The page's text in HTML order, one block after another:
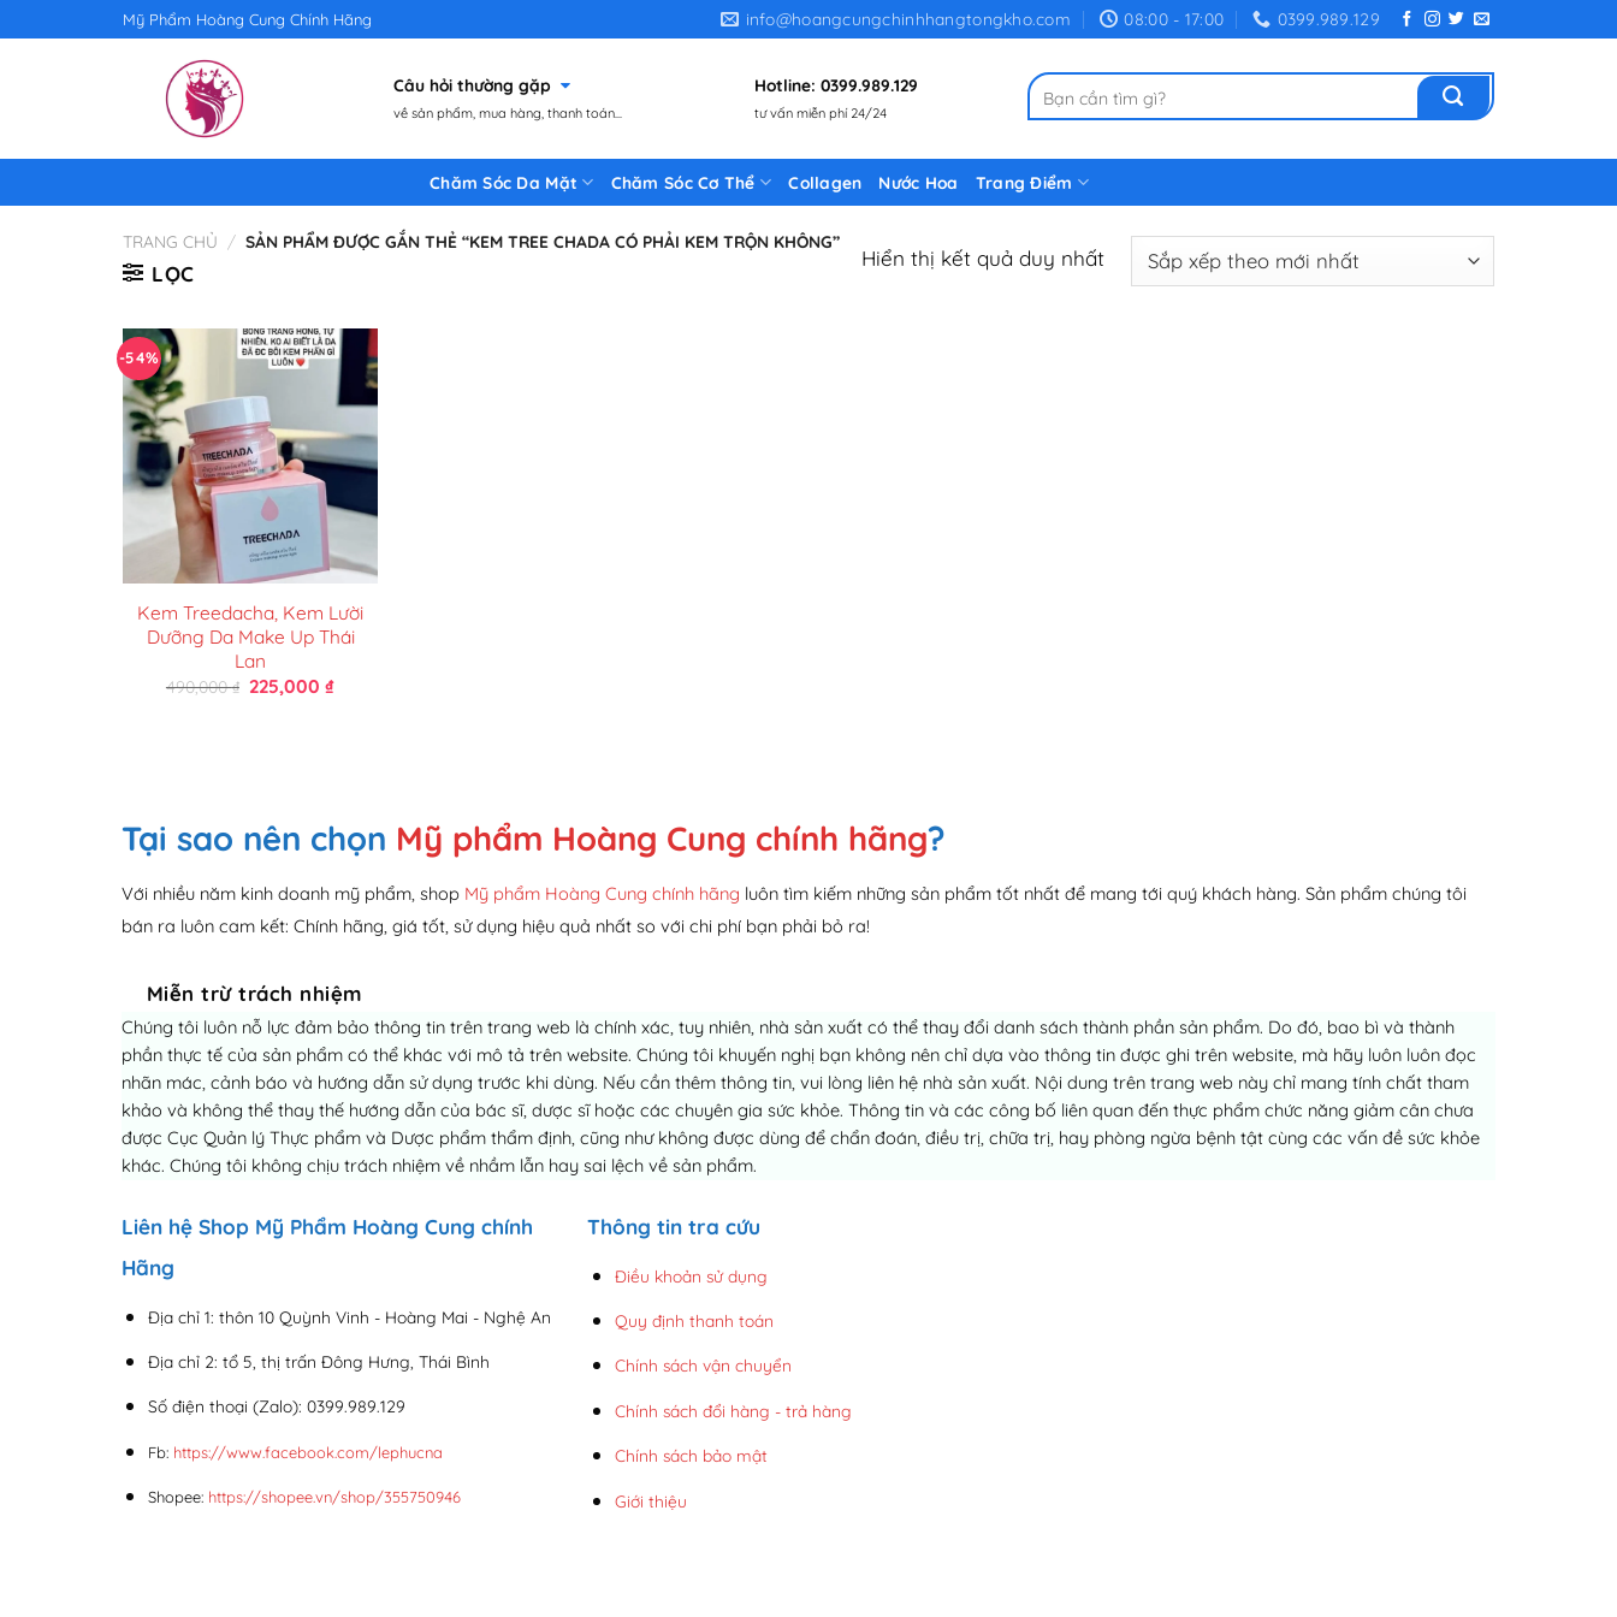
Mỹ Phẩm Hoàng Cung Chính Hãng info@hoangcungchinhhangtongkho.com 08:00 - 17:00 0399.989.129
Câu hỏi thường gặp
về sản phẩm, mua hàng, thanh toán...
Hotline: 0399.989.129
tư vấn miễn phí 24/24
Tìm
kiếm:
Chăm Sóc Da Mặt Chăm Sóc Cơ Thể Collagen Nước Hoa Trang Điểm
TRANG CHỦ / SẢN PHẨM ĐƯỢC GẮN THẺ “KEM TREE CHADA CÓ PHẢI KEM TRỘN KHÔNG”
LỌC
Hiển thị kết quả duy nhất
-54%
Kem Treedacha, Kem Lười
Dưỡng Da Make Up Thái
Lan
490,000₫ Giá
gốc
225,000₫Giá
Tại sao nên chọn Mỹ phẩm Hoàng Cung chính hãng?
Với nhiều năm kinh doanh mỹ phẩm, shop Mỹ phẩm Hoàng Cung chính hãng luôn tìm kiếm những sản phẩm tốt nhất để mang tới quý khách hàng. Sản phẩm chúng tôi
bán ra luôn cam kết: Chính hãng, giá tốt, sử dụng hiệu quả nhất so với chi phí bạn phải bỏ ra!
Miễn trừ trách nhiệm
Chúng tôi luôn nỗ lực đảm bảo thông tin trên trang web là chính xác, tuy nhiên, nhà sản xuất có thể thay đổi danh sách thành phần sản phẩm. Do đó, bao bì và thành
phần thực tế của sản phẩm có thể khác với mô tả trên website. Chúng tôi khuyến nghị bạn không nên chỉ dựa vào thông tin được ghi trên website, mà hãy luôn luôn đọc
nhãn mác, cảnh báo và hướng dẫn sử dụng trước khi dùng. Nếu cần thêm thông tin, vui lòng liên hệ nhà sản xuất. Nội dung trên trang web này chỉ mang tính chất tham
khảo và không thể thay thế hướng dẫn của bác sĩ, dược sĩ hoặc các chuyên gia sức khỏe. Thông tin và các công bố liên quan đến thực phẩm chức năng giảm cân chưa
được Cục Quản lý Thực phẩm và Dược phẩm thẩm định, cũng như không được dùng để chẩn đoán, điều trị, chữa trị, hay phòng ngừa bệnh tật cùng các vấn đề sức khỏe
khác. Chúng tôi không chịu trách nhiệm về nhầm lẫn hay sai lệch về sản phẩm.
Liên hệ Shop Mỹ Phẩm Hoàng Cung chính
Hãng
Địa chỉ 1: thôn 10 Quỳnh Vinh - Hoàng Mai - Nghệ An
Địa chỉ 2: tổ 5, thị trấn Đông Hưng, Thái Bình
Số điện thoại (Zalo): 0399.989.129
Fb: https://www.facebook.com/lephucna
Shopee: https://shopee.vn/shop/355750946
Thông tin tra cứu
Điều khoản sử dụng
Quy định thanh toán
Chính sách vận chuyển
Chính sách đổi hàng - trả hàng
Chính sách bảo mật
Giới thiệu